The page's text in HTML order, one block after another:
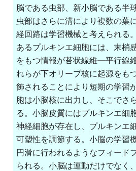
脳である虫部、新小脳である半
虫部はさらに溝により複数の葉
経回路は学習機械と考えられる
あるプルキンエ細胞には、末梢
をもつ情報が苔状線維―平行線
れらが下オリーブ核に起源をも
飾されることにより短期の学習
胞は小脳核に出力し、そこでさ
る。小脳皮質にはプルキンエ細
神経細胞が存在し、プルキンエ
可塑性を調節する。小脳の学習
円滑に行われるようなフィード
られる。小脳は運動だけでなく